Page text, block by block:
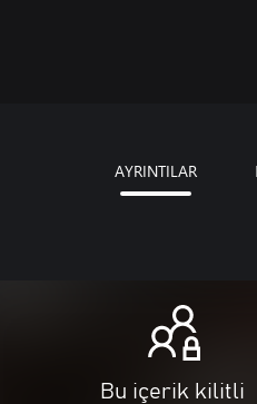
AYRINTILAR
Bu içerik kilitli